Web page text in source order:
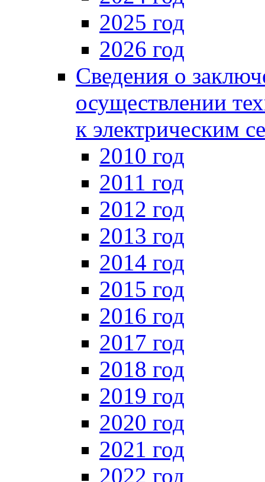
2025 год
2026 год
Сведения о
осуществлении
к электрическим
2010 год
2011 год
2012 год
2013 год
2014 год
2015 год
2016 год
2017 год
2018 год
2019 год
2020 год
2021 год
2022 год